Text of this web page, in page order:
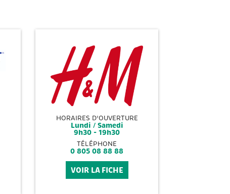
HORAIRES D'OUVERTURE
Lundi / Samedi
9h30 - 19h30
TÉLÉPHONE
0 805 08 88 88
VOIR LA FICHE